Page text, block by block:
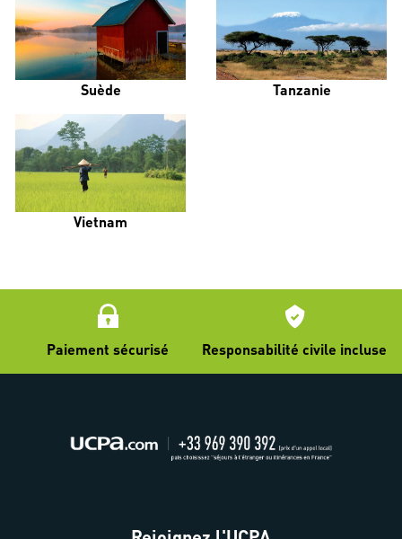
Suède Tanzanie
Vietnam
Paiement sécurisé Responsabilité civile incluse